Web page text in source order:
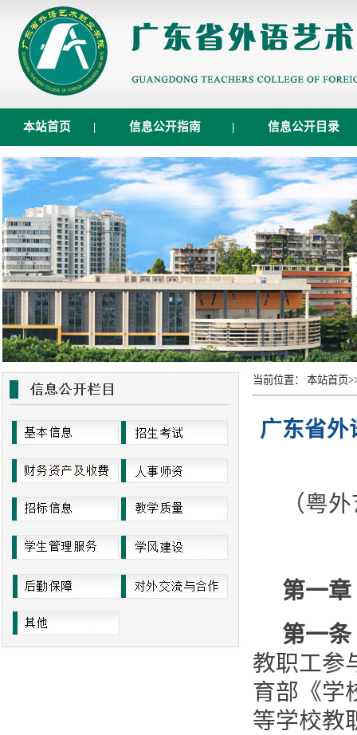
本站首页 | 信息公开指南 | 信息公开目录
当前位置： 本站首页
广东省外
（粤
第一章
第一条
教职工参
育部《学
等学校教